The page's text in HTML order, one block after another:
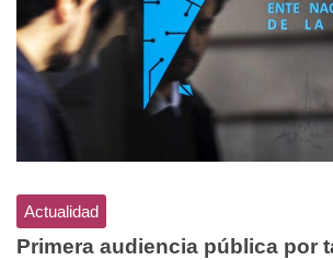
Actualidad
Primera audiencia pública por